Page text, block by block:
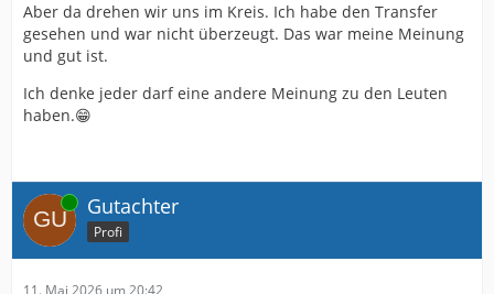
Aber da drehen wir uns im Kreis. Ich habe den Transfer
gesehen und war nicht überzeugt. Das war meine Meinung
und gut ist.
Ich denke jeder darf eine andere Meinung zu den Leuten
haben.😁
Online Gutachter
Profi